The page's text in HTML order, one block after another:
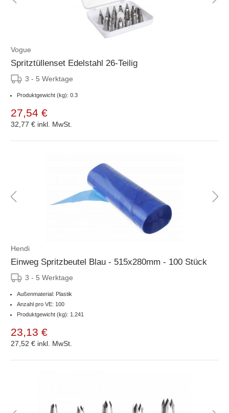
Vogue
Spritztüllenset Edelstahl 26-Teilig
3 - 5 Werktage
Produktgewicht (kg): 0.3
27,54 €
32,77 € inkl. MwSt.
Hendi
Einweg Spritzbeutel Blau - 515x280mm - 100 Stück
3 - 5 Werktage
Außenmaterial: Plastik
Anzahl pro VE: 100
Produktgewicht (kg): 1.241
23,13 €
27,52 € inkl. MwSt.